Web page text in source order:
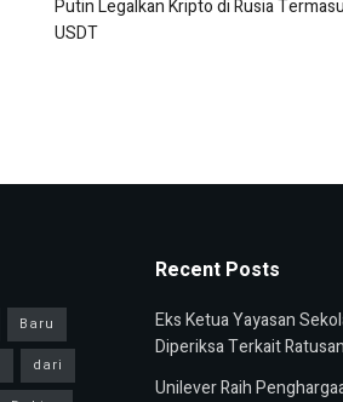
Putin Legalkan Kripto di Rusia
USDT
Baru
dari
Recent Posts
Eks Ketua Yayasan
Diperiksa Terkait
Unilever Raih